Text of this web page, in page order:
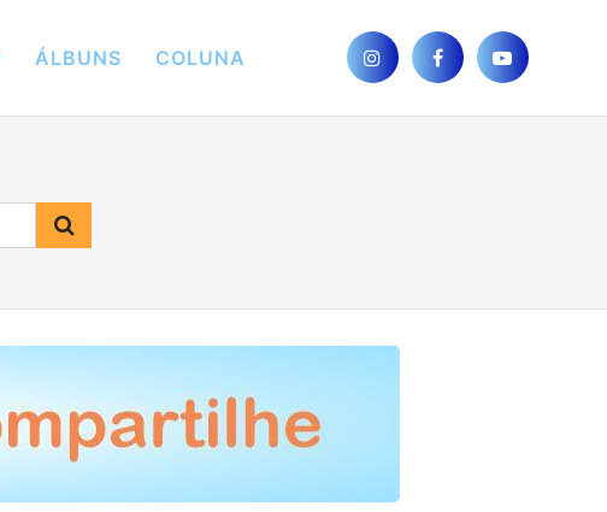
ÁLBUNS COLUNA